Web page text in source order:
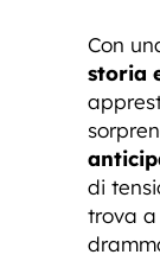
Con
storia
di
trova a